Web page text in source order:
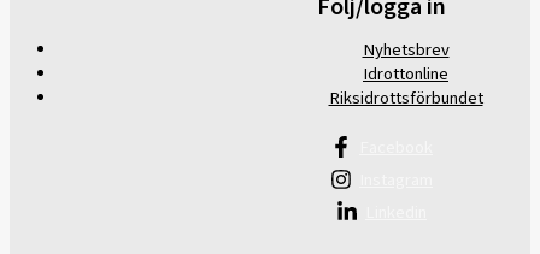
Nyhetsbrev
Idrottonline
Riksidrottsförbundet